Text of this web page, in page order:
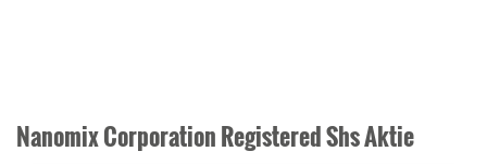
Nanomix Corporation Registered Shs Aktie